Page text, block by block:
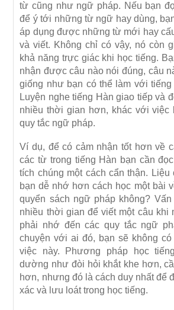
từ cũng như ngữ pháp. Nếu bạn
để ý tới những từ ngữ hay dùng,
áp dụng được những từ mới hay
và viết. Không chỉ có vậy, nó còn
khả năng trực giác khi học tiếng.
nhận được câu nào nói đúng, câu
giống như bạn có thể làm với tiếng
Luyện nghe tiếng Hàn giao tiếp và
nhiều thời gian hơn, khác với việc
quy tắc ngữ pháp.
Ví dụ, để có cảm nhận tốt hơn về
các từ trong tiếng Hàn bạn cần
tích chúng một cách cẩn thận. Liệu
bạn dễ nhớ hơn cách học một bài
quyển sách ngữ pháp không?
nhiều thời gian để viết một câu khi
phải nhớ đến các quy tắc ngữ
chuyện với ai đó, bạn sẽ không
việc này. Phương pháp học
dường như đòi hỏi khắt khe hơn,
hơn, nhưng đó là cách duy nhất để
xác và lưu loát trong học tiếng.